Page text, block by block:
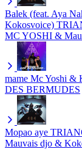
Balek (feat. Aya
Kokosvoice)
MC YOSHI &
mame Mc Yoshi &
DES BERMUDES
Mopao aye
Mauvais djo &